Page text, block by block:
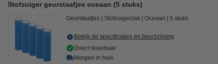
Stofzuiger geurstaafjes oceaan (5 stuks)
Geurstaafjes Stofzuigerzak Oceaan 5 stuks
Bekijk de specificaties en beschrijving
Direct leverbaar
Morgen in huis